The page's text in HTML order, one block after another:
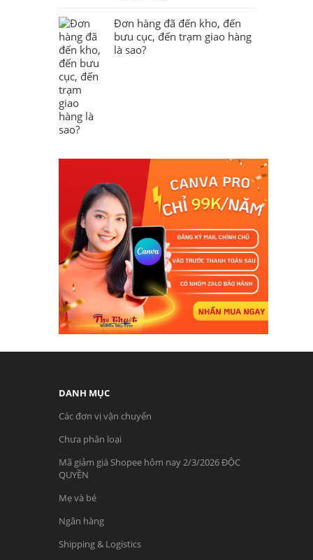
Đơn hàng đã đến kho, đến
bưu cục, đến trạm giao hàng
là sao?
DANH MỤC
Các đơn vị vận chuyển
Chưa phân loại
Mã giảm giá Shopee hôm nay 2/3/2026 ĐỘC
QUYỀN
Mẹ và bé
Ngân hàng
Shipping & Logistics